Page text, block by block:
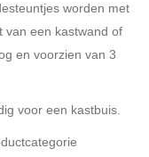
worden met
van een kastwand of
en voorzien van 3
voor een kastbuis.